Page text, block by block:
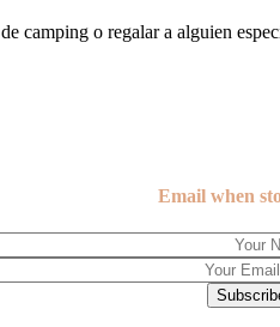
camping o regalar a alguien
Email when